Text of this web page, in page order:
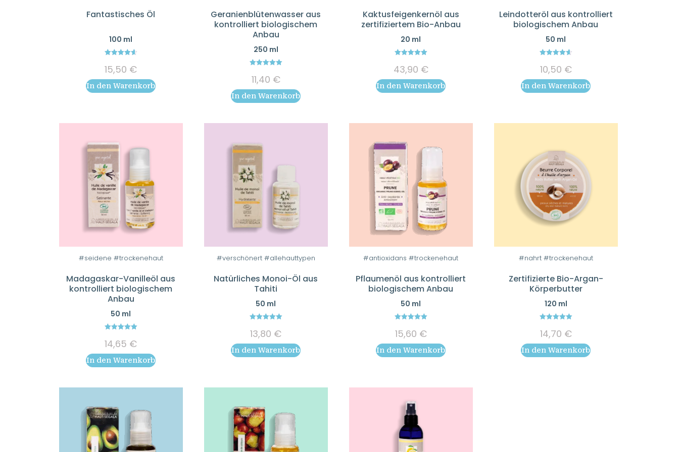
Fantastisches Öl
100 ml
out of 5
15,50 €
In den Warenkorb
Geranienblütenwasser aus
kontrolliert biologischem
Anbau
250 ml
out of 5
11,40 €
In den Warenkorb
Kaktusfeigenkernöl aus
zertifiziertem Bio-Anbau
20 ml
out of 5
43,90 €
In den Warenkorb
Leindotteröl aus kontrolliert
biologischem Anbau
50 ml
out of 5
10,50 €
In den Warenkorb
#seidene #trockenehaut
Madagaskar-Vanilleöl aus
kontrolliert biologischem
Anbau
50 ml
out of 5
14,65 €
In den Warenkorb
#verschönert #allehauttypen
Natürliches Monoi-Öl aus
Tahiti
50 ml
out of 5
13,80 €
In den Warenkorb
#antioxidans #trockenehaut
Pflaumenöl aus kontrolliert
biologischem Anbau
50 ml
out of 5
15,60 €
In den Warenkorb
#nahrt #trockenehaut
Zertifizierte Bio-Argan-
Körperbutter
120 ml
out of 5
14,70 €
In den Warenkorb